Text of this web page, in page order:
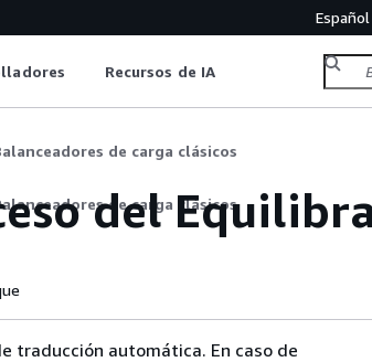
Español
Recursos de IA
de carga clásicos
de carga clásicos
del
traducción automática. En caso de